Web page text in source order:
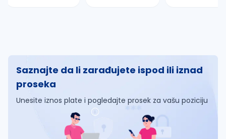
Saznajte da li zarađujete ispod ili iznad
proseka
Unesite iznos plate i pogledajte prosek za vašu poziciju